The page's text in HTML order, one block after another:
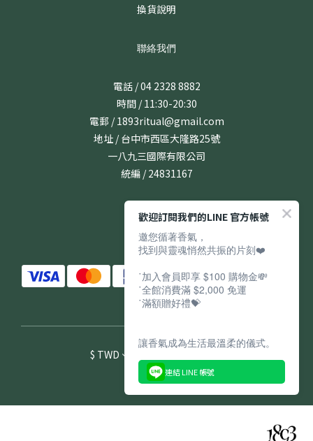
換貨說明
聯絡我們
電話 / 04 2328 8882
時間 / 11:30-20:30
電郵 / 1893ritual@gmail.com
地址 / 台中市西區大隆路25號
一八九三國際有限公司
統編 / 24831167
$ TWD
歡迎訂閱我們的LINE 官方帳號
邀您循著香氣，
找到與靈魂悄然共振的片刻❤️
˙加入會員即享 $100 購物金💸
˙全館消費滿 $2,000 免運
˙滿額贈好禮💝
讓香氣成為生活最溫柔的儀式。
連結 LINE 帳號